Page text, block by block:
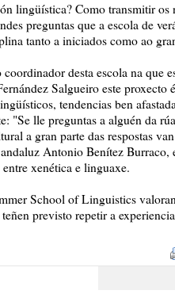
lingüística? Como transmitir os
preguntas que a escola de
tanto a iniciados como ao
desta escola na que
Salgueiro este proxecto
tendencias ben
"Se lle preguntas a alguén da
a gran parte das respostas
Antonio Benítez Burraco,
xenética e linguaxe.
School of Linguistics
previsto repetir a